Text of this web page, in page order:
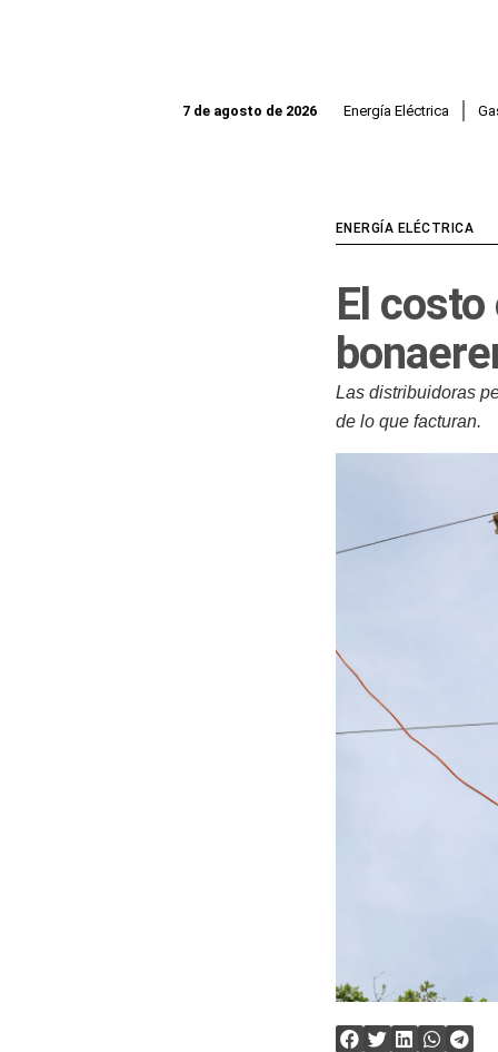
7 de agosto de 2026 Energía Eléctrica
ENERGÍA ELÉCTRICA
El
Las distribuidoras
de lo que facturan.